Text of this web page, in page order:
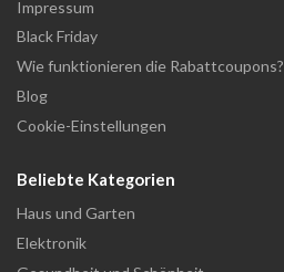
Impressum
Black Friday
Wie funktionieren die Rabattcoupons?
Blog
Cookie-Einstellungen
Beliebte Kategorien
Haus und Garten
Elektronik